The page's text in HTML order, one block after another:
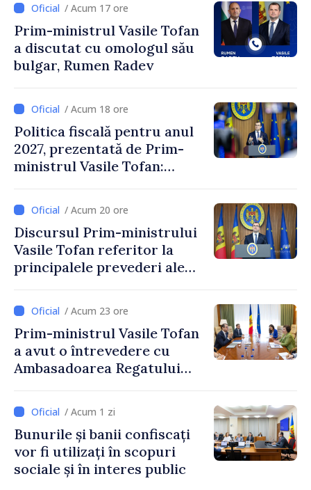
/ Acum 17 ore
Prim-ministrul Vasile Tofan
a discutat cu omologul său
bulgar, Rumen Radev
/ Acum 18 ore
Politica fiscală pentru anul
2027, prezentată de Prim-
ministrul Vasile Tofan:
stimularea investițiilor și o
taxare mai echitabilă
/ Acum 20 ore
Discursul Prim-ministrului
Vasile Tofan referitor la
principalele prevederi ale
2027
/ Acum 23 ore
Prim-ministrul Vasile Tofan
a avut o întrevedere cu
Ambasadoarea Regatului
Irlandei de Nord, Fern
Horine / Acum 1 zi
Bunurile și banii confiscați
vor fi utilizați în scopuri
sociale și în interes public